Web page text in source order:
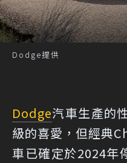
Dodge提供
Dodge汽車生產的
級的喜愛，但經典
車已確定於2024年